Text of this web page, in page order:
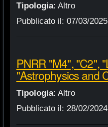
Tipologia: Altro
Pubblicato il: 07/03/2025
PNRR "M4", "C2",
"Astrophysics and
Tipologia: Altro
Pubblicato il: 28/02/2024